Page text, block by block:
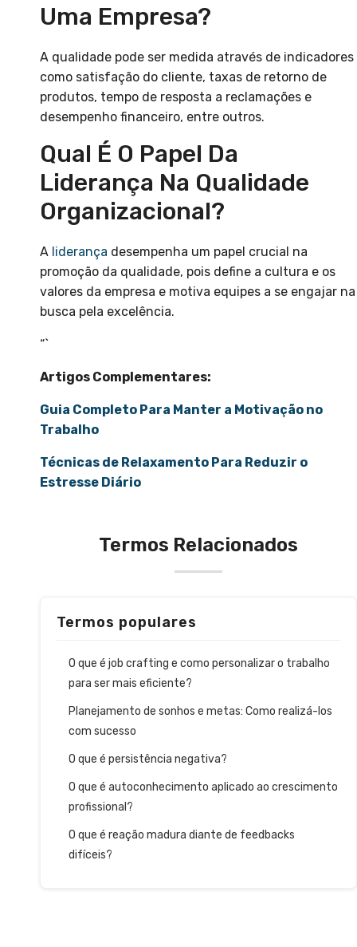
Uma Empresa?
A qualidade pode ser medida através de indicadores
como satisfação do cliente, taxas de retorno de
produtos, tempo de resposta a reclamações e
desempenho financeiro, entre outros.
Qual É O Papel Da
Liderança Na Qualidade
Organizacional?
A liderança desempenha um papel crucial na
promoção da qualidade, pois define a cultura e os
valores da empresa e motiva equipes a se engajar na
busca pela excelência.
“`
Artigos Complementares:
Guia Completo Para Manter a Motivação no
Trabalho
Técnicas de Relaxamento Para Reduzir o
Estresse Diário
Termos Relacionados
Termos populares
O que é job crafting e como personalizar o trabalho
para ser mais eficiente?
Planejamento de sonhos e metas: Como realizá-los
com sucesso
O que é persistência negativa?
O que é autoconhecimento aplicado ao crescimento
profissional?
O que é reação madura diante de feedbacks
difíceis?